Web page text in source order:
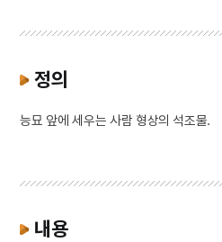
정의
능묘 앞에 세우는 사람 형상의 석조물.
내용